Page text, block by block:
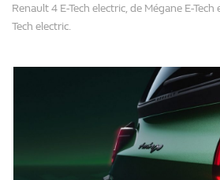
Renault 4 E-Tech electric, de Mégane E-Tech
Tech electric.